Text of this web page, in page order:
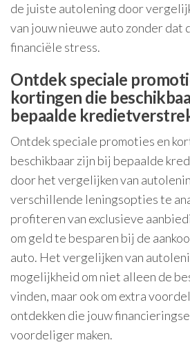
de juiste autolening door
van jouw nieuwe auto zonder
financiële stress.
Ontdek speciale
kortingen die
bepaalde
Ontdek speciale promoties en
beschikbaar zijn bij bepaalde
door het vergelijken van
verschillende leningsopties te
profiteren van exclusieve
om geld te besparen bij de
auto. Het vergelijken van
mogelijkheid om niet alleen de
vinden, maar ook om extra
ontdekken die jouw
voordeliger maken.